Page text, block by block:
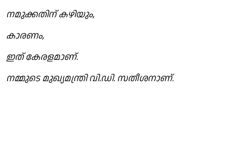
നമുക്കതിന് കഴിയും,
കാരണം,
ഇത് കേരളമാണ്.
നമ്മുടെ മുഖ്യമന്ത്രി വി.ഡി. സതീശനാണ്.